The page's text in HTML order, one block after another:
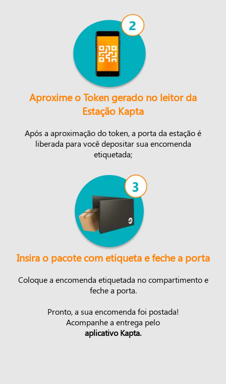
Aproxime o Token gerado no leitor da
Estação Kapta
Após a aproximação do token, a porta da estação é
liberada para você depositar sua encomenda
etiquetada;
Insira o pacote com etiqueta e feche a porta
Coloque a encomenda etiquetada no compartimento e
feche a porta.
Pronto, a sua encomenda foi postada!
Acompanhe a entrega pelo
aplicativo Kapta.